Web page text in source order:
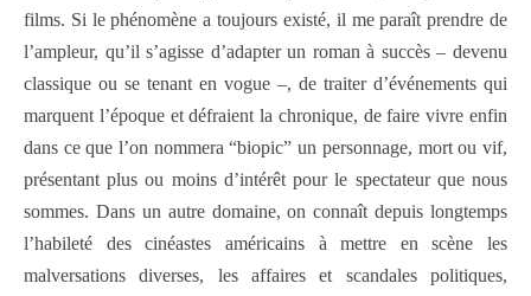
films. Si le phénomène a toujours existé, il me paraît prendre de
l’ampleur, qu’il s’agisse d’adapter un roman à succès – devenu
classique ou se tenant en vogue –, de traiter d’événements qui
marquent l’époque et défraient la chronique, de faire vivre enfin
dans ce que l’on nommera “biopic” un personnage, mort ou vif,
présentant plus ou moins d’intérêt pour le spectateur que nous
sommes. Dans un autre domaine, on connaît depuis longtemps
l’habileté des cinéastes américains à mettre en scène les
malversations diverses, les affaires et scandales politiques,